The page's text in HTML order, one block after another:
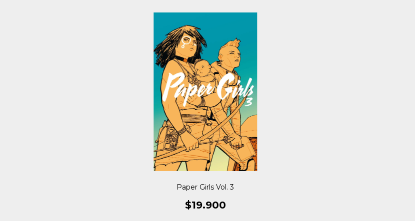
Paper Girls Vol. 3
$19.900